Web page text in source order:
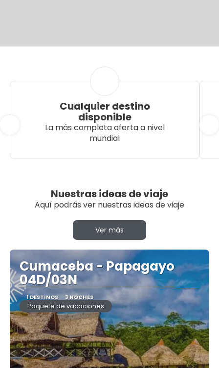
Cualquier destino
disponible
La más completa oferta a nivel
mundial
Nuestras ideas de viaje
Aquí podrás ver nuestras ideas de viaje
Ver más
Cumaceba - Papagayo
04D/03N
1 DESTINOS 3 NOCHES
Paquete de vacaciones